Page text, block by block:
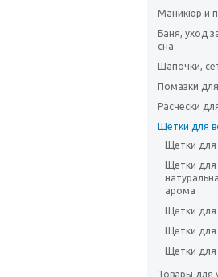
Маникюр и
Баня, уход
сна
Шапочки,
Помазки
Расчески
Щетки для
Щетки
Щетки
арома
Щетки
Щетки
Щетки
Товары для